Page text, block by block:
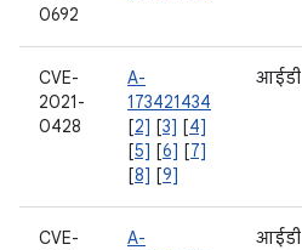
0692
CVE-
2021-
0428
A-
173421434
[2] [3] [4]
[5] [6] [7]
[8] [9]
आईडी
CVE-
A-
आईडी